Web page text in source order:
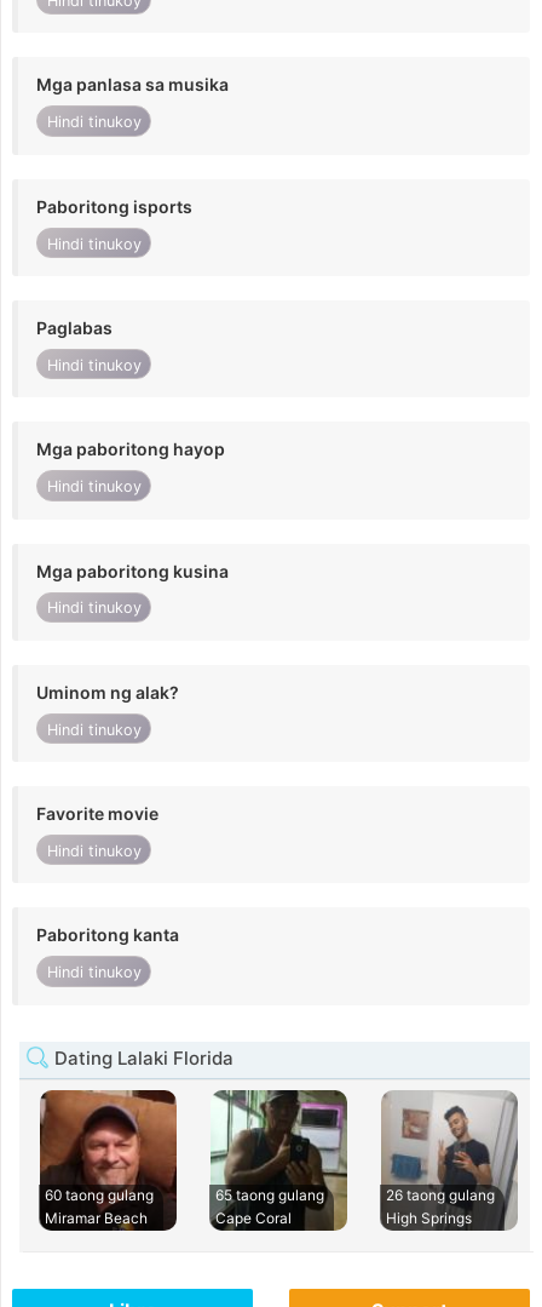
Mga panlasa sa musika
Hindi tinukoy
Paboritong isports
Hindi tinukoy
Paglabas
Hindi tinukoy
Mga paboritong hayop
Hindi tinukoy
Mga paboritong kusina
Hindi tinukoy
Uminom ng alak?
Hindi tinukoy
Favorite movie
Hindi tinukoy
Paboritong kanta
Hindi tinukoy
Dating Lalaki Florida
60 taong gulang
Miramar Beach
65 taong gulang
Cape Coral
26 taong gulang
High Springs